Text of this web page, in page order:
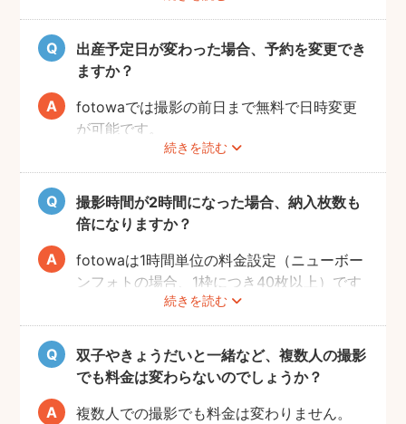
営が手配いたします。
撮影内容はどのカメラマンでも統一なので安
心です。
予約が可能なので、直前の予約をご希望の場
合は、フォトグラファーからの提案を募れる
フォトグラファー募集機能
出産予定日が変わった場合、予約を変更でき
ますか？
続きを読む
fotowaでは撮影の前日まで無料で日時変更
が可能です。
ご予約の変更方法はこちら
い。 赤ちゃんが誕生するタイミングは赤ち
ゃんにしかわかりません。出産に合わせて予
約日を変えられますので、ご安心ください。
ッセージ機能で事前打ち合わせが可能です。
出産予定日や、ご自宅に戻られる際のタイミ
ングなどわかる範囲の情報を共有しておくと
撮影時間が2時間になった場合、納入枚数も
倍になりますか？
続きを読む
fotowaは1時間単位の料金設定（ニューボー
ンフォトの場合、1枠につき40枚以上）です
が、お子様の安全を最優先に進行するため、
「80枚以上（=40枚×2時間分）」を下回る
ことがあります。
2時間以上の撮影をご検討の場合、必ずダイ
レクトメッセージで納入枚数の想定をフォト
グラファーにご確認ください。
双子やきょうだいと一緒など、複数人の撮影
でも料金は変わらないのでしょうか？
複数人での撮影でも料金は変わりません。